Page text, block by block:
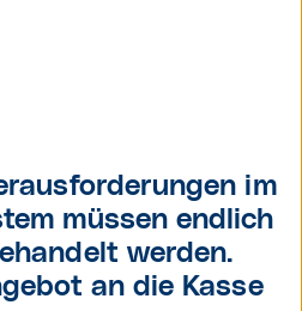
im
müssen endlich
werden.
an die Kasse